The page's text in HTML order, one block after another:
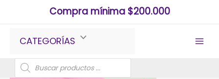
contenido
Compra mínima $200.000
CATEGORÍAS
Búsqueda
de
productos